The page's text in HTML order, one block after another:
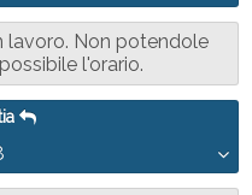
lavoro. Non potendole
l'orario.